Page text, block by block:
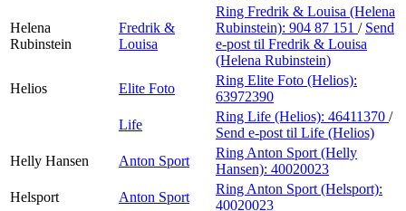
Helena
Rubinstein
Fredrik &
Louisa
Ring Fredrik & Louisa (Helena
Rubinstein): 904 87 151 / Send
e-post til Fredrik & Louisa
(Helena Rubinstein)
Helios
Elite Foto
Ring Elite Foto (Helios):
63972390
Life
Ring Life (Helios): 46411370 /
Send e-post til Life (Helios)
Helly Hansen
Anton Sport
Ring Anton Sport (Helly
Hansen): 40020023
Helsport
Anton Sport
Ring Anton Sport (Helsport):
40020023